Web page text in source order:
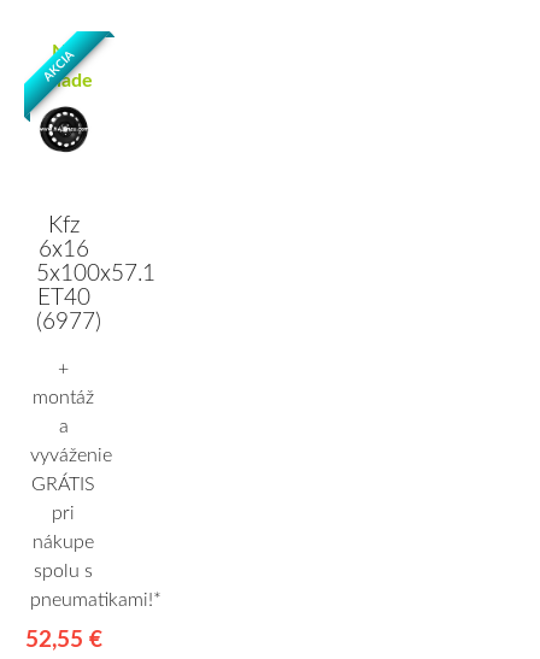
AKCIA
Na
Sklade
Kfz
6x16
5x100x57.1
ET40
(6977)
+
montáž
a
vyváženie
GRÁTIS
pri
nákupe
spolu s
pneumatikami!*
52,55 €